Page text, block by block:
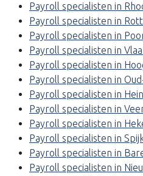
Payroll specialisten in
Payroll specialisten in
Payroll specialisten in
Payroll specialisten in
Payroll specialisten in
Payroll specialisten in
Payroll specialisten in
Payroll specialisten in
Payroll specialisten in
Payroll specialisten in
Payroll specialisten in
Payroll specialisten in